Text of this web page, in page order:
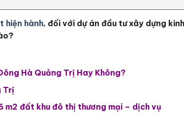
hiện hành, đối với dự án đầu tư xây dựng
Hà Quảng Trị Hay Không?
Trị
m2 đất khu đô thị thương mại – dịch vụ